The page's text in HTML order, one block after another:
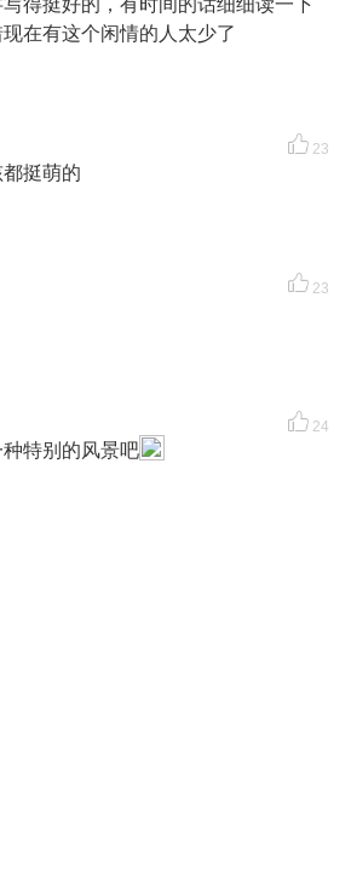
得挺好的，有时间的话细细读一下
在有这个闲情的人太少了
23
挺萌的
23
24
特别的风景吧